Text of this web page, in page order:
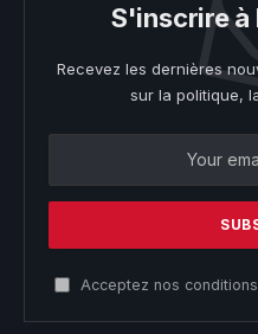
S'inscrire à
Recevez les dernières
sur la politique,
Acceptez nos